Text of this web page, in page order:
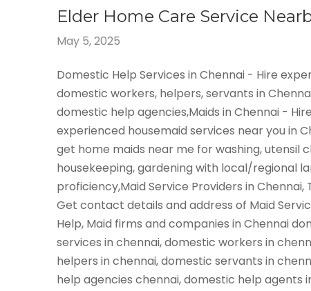
Elder Home Care Service
May 5, 2025
Domestic Help Services in Chennai - Hire
domestic workers, helpers, servants in
domestic help agencies,Maids in Chennai - Hire
experienced housemaid services near you in
get home maids near me for washing, utensil
housekeeping, gardening with local/regional
proficiency,Maid Service Providers in Chennai,
Get contact details and address of Maid
Help, Maid firms and companies in Chennai
services in chennai, domestic workers in
helpers in chennai, domestic servants in
help agencies chennai, domestic help agents